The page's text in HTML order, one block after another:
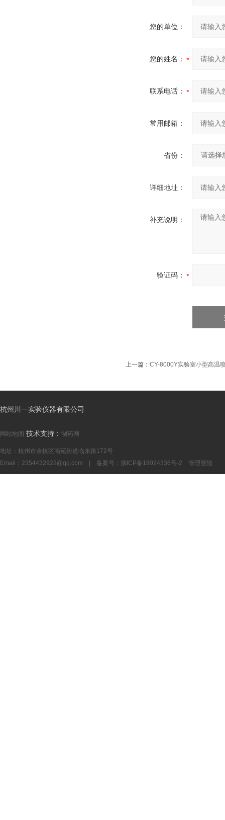
您的单位：
您的姓名：
联系电话：
常用邮箱：
省份：
详细地址：
补充说明：
验证码：
上一篇： CY-8000Y实验室小型高温
杭州川一实验仪器有限公司
网站地图 技术支持： 制药网
地址：杭州市余杭区南苑街道临东路172号
Email： 2354432922@qq.com | 备案号： 浙ICP备18024336号-2 管理登陆